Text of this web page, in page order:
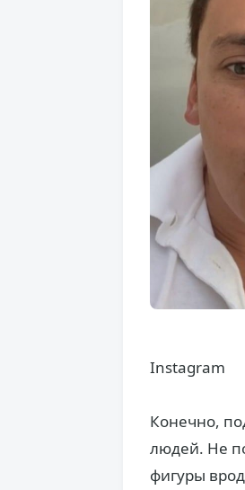
Instagram
Конечно,
людей. Не
фигуры